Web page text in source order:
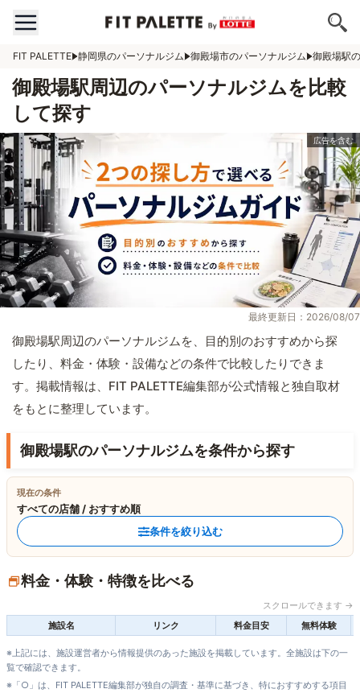
FIT PALETTE 静岡県のパーソナルジム 御殿場市のパーソナルジム 御殿場駅
御殿場駅周辺のパーソナルジムを比較
して探す
最終更新日：2026/08/07
御殿場駅周辺のパーソナルジムを、目的別のおすすめから探
したり、料金・体験・設備などの条件で比較したりできま
す。掲載情報は、FIT PALETTE編集部が公式情報と独自取材
をもとに整理しています。
御殿場駅のパーソナルジムを条件から探す
現在の条件
すべての店舗 / おすすめ順
条件を絞り込む
料金・体験・特徴を比べる
スクロールできます →
施設名
リンク 料金目安 無料体験
※上記には、施設運営者から情報提供のあった施設を掲載しています。全施設は下の一
覧で確認できます。
※「○」は、FIT PALETTE編集部が独自の調査・基準に基づき、特におすすめする項目